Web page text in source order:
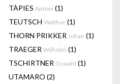
TÀPIES Antoni (1)
TEUTSCH Walther (1)
THORN PRIKKER Johan (1)
TRAEGER Wilhelm (1)
TSCHIRTNER Oswald (1)
UTAMARO (2)